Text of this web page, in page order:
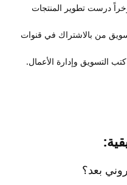
درست تطوير المنتجات
من بالاشتراك في قنوات
التسويق وإدارة الأعمال.